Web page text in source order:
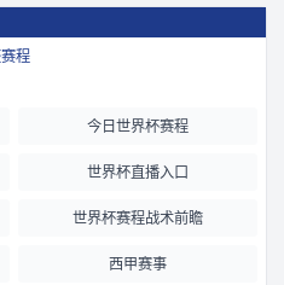
程
今日世界杯赛程
世界杯直播入口
世界杯赛程战术前瞻
西甲赛事